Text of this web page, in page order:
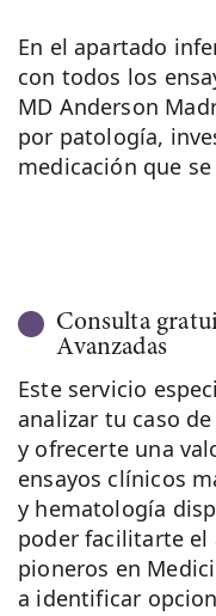
En el apartado
con todos los
MD Anderson
por patología,
medicación que
Consulta
Avanzadas
Este servicio
analizar tu caso
y ofrecerte una
ensayos clínicos
y hematología
poder facilitarte el
pioneros en
a identificar